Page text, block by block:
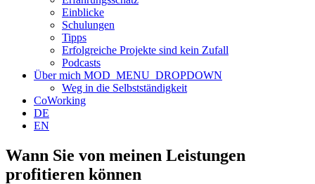
Einblicke
Schulungen
Tipps
Erfolgreiche Projekte sind kein Zufall
Podcasts
Über mich MOD_MENU_DROPDOWN
Weg in die Selbstständigkeit
CoWorking
DE
EN
Wann Sie von meinen Leistungen
profitieren können